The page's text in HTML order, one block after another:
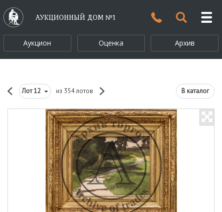
АУКЦИОННЫЙ ДОМ №1
Аукцион Оценка Архив
Лот12 из 354 лотов В каталог